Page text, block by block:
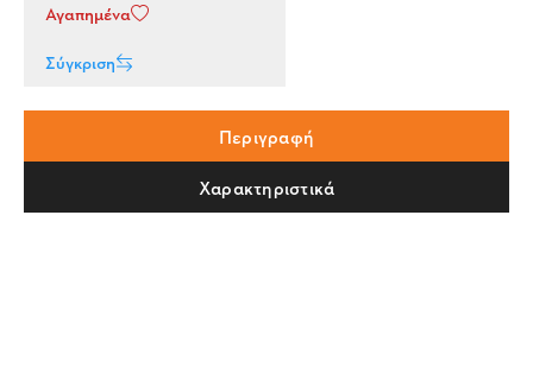
Αγαπημένα
Σύγκριση
Περιγραφή
Χαρακτηριστικά